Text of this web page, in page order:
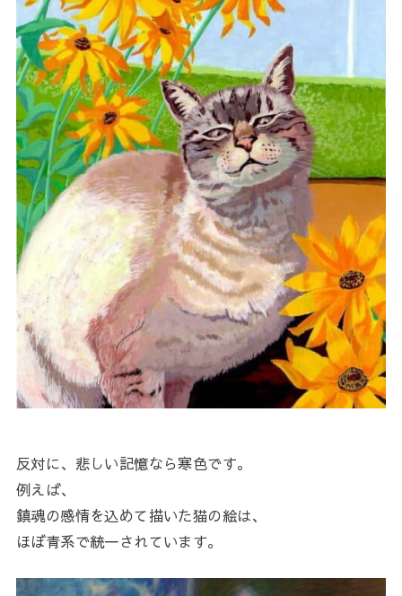
反対に、悲しい記憶なら寒色です。
例えば、
鎮魂の感情を込めて描いた猫の絵は、
ほぼ青系で統一されています。